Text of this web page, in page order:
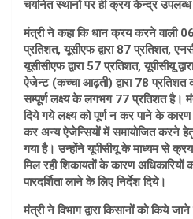
चयनित स्थानों पर ही क्रय केन्द्र
मंत्री ने कहा कि धान क्रय करने वाली 06
प्रतिशत, यूसीएफ द्वारा 87 प्रतिशत,
यूसीसीएफ द्वारा 57 प्रतिशत, यूपीसीयू
ऐजेन्ट (कच्चा आढ़ती) द्वारा 78 प्रतिशत
सम्पूर्ण लक्ष्य के लगभग 77 प्रतिशत है।
दिये गये लक्ष्य को पूर्ण न कर पाने के
कर अन्य ऐजेन्सियों में समायोजित करने हेतु
गया है। उन्होंने यूपीसीयू के माध्यम से
मिल रही शिकायतों के कारण अधिकारियों
पारदर्शिता लाने के लिए निर्देश दिये।
मंत्री ने विभाग द्वारा किसानों को किये